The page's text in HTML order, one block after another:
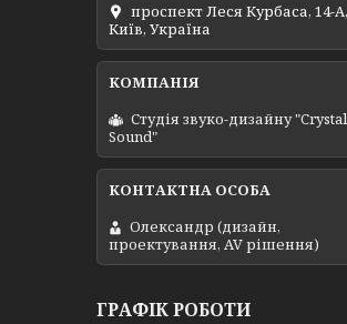
проспект Леся Курбаса, 14-А,
Київ, Україна
Студія звуко-дизайну "Crystal
Sound"
Олександр (дизайн,
проектування, AV рішення)
ГРАФІК РОБОТИ